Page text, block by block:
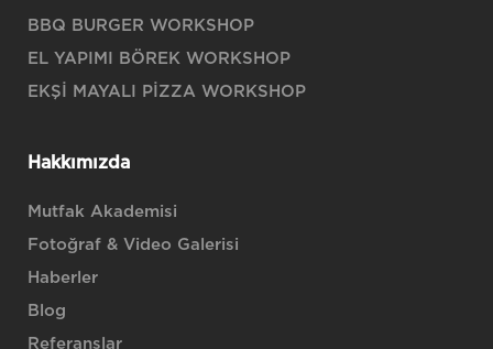
BBQ BURGER WORKSHOP
EL YAPIMI BÖREK WORKSHOP
EKŞİ MAYALI PİZZA WORKSHOP
Hakkımızda
Mutfak Akademisi
Fotoğraf & Video Galerisi
Haberler
Blog
Referanslar